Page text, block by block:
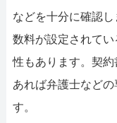
などを十分に確認
数料が設定されて
性もあります。契
あれば弁護士など
す。